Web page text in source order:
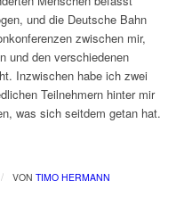
und die Deutsche Bahn
zwischen mir,
und den verschiedenen
Inzwischen habe ich zwei
Teilnehmern hinter mir
was sich seitdem getan hat.
/ VON TIMO HERMANN